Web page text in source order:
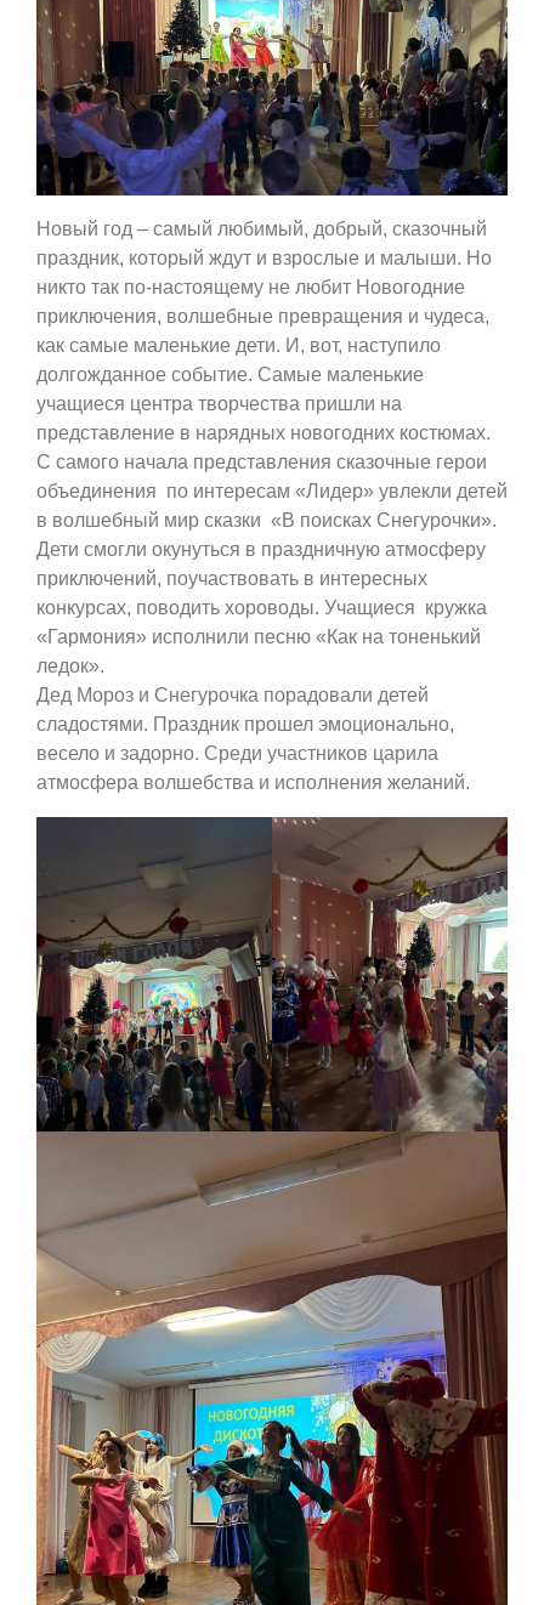
Новый год – самый любимый, добрый, сказочный
праздник, который ждут и взрослые и малыши. Но
никто так по-настоящему не любит Новогодние
приключения, волшебные превращения и чудеса,
как самые маленькие дети. И, вот, наступило
долгожданное событие. Самые маленькие
учащиеся центра творчества пришли на
представление в нарядных новогодних костюмах.
С самого начала представления сказочные герои
объединения по интересам «Лидер» увлекли детей
в волшебный мир сказки «В поисках Снегурочки».
Дети смогли окунуться в праздничную атмосферу
приключений, поучаствовать в интересных
конкурсах, поводить хороводы. Учащиеся кружка
«Гармония» исполнили песню «Как на тоненький
ледок».
Дед Мороз и Снегурочка порадовали детей
сладостями. Праздник прошел эмоционально,
весело и задорно. Среди участников царила
атмосфера волшебства и исполнения желаний.